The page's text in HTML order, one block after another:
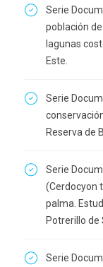
Serie
población
lagunas
Este.
Serie
Reserva de
Serie
(Cerdocyon
palma.
Potrerillo de
Serie